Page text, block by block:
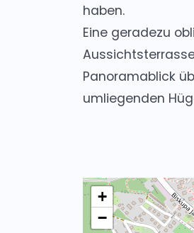
haben.
Eine geradezu
Panoramablick
umliegenden
+
−